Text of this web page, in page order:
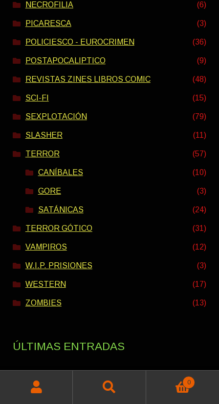
NECROFILIA (6)
PICARESCA (3)
POLICIESCO - EUROCRIMEN (36)
POSTAPOCALIPTICO (9)
REVISTAS ZINES LIBROS COMIC (48)
SCI-FI (15)
SEXPLOTACIÓN (79)
SLASHER (11)
TERROR (57)
CANÍBALES (10)
GORE (3)
SATÁNICAS (24)
TERROR GÓTICO (31)
VAMPIROS (12)
W.I.P. PRISIONES (3)
WESTERN (17)
ZOMBIES (13)
ÚLTIMAS ENTRADAS
PACK VERANO INTERESTELAR 2026
Buscar
0